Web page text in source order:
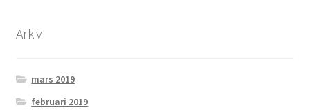
Arkiv
mars 2019
februari 2019